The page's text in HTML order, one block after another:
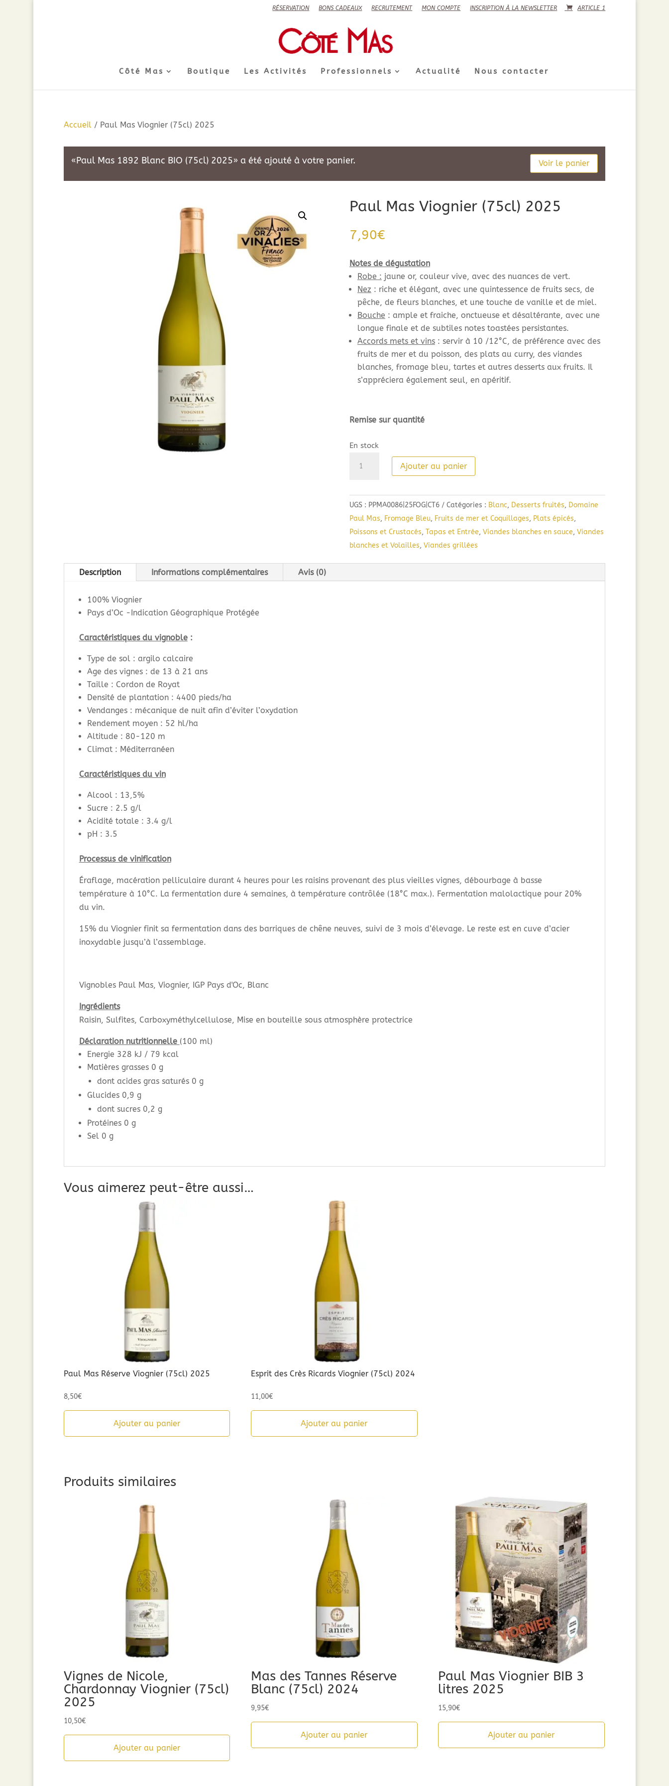
RÉSERVATION BONS CADEAUX RECRUTEMENT MON COMPTE INSCRIPTION À LA NEWSLETTER ARTICLE 1
Côté Mas Boutique Les Activités Professionnels Actualité Nous contacter
Accueil/ Paul Mas Viognier (75cl) 2025
«Paul Mas 1892 Blanc BIO (75cl) 2025» a été ajouté à votre panier. Voir le panier
Paul Mas Viognier (75cl) 2025
7,90€
Notes de dégustation
Robe : jaune or, couleur vive, avec des nuances de vert.
Nez : riche et élégant, avec une quintessence de fruits secs, de
pêche, de fleurs blanches, et une touche de vanille et de miel.
Bouche : ample et fraiche, onctueuse et désaltérante, avec une
longue finale et de subtiles notes toastées persistantes.
Accords mets et vins: servir à 10 /12°C, de préférence avec des
fruits de mer et du poisson, des plats au curry, des viandes
blanches, fromage bleu, tartes et autres desserts aux fruits. Il
s’appréciera également seul, en apéritif.
Remise sur quantité
En stock
Ajouter au panier
UGS : PPMA0086|25FOG|CT6 Catégories : Blanc, Desserts fruités, Domaine
Paul Mas, Fromage Bleu, Fruits de mer et Coquillages, Plats épicés,
Poissons et Crustacés, Tapas et Entrée, Viandes blanches en sauce, Viandes
blanches et Volailles, Viandes grillées
Description Informations complémentaires Avis (0)
100% Viognier
Pays d’Oc -Indication Géographique Protégée
Caractéristiques du vignoble:
Type de sol : argilo calcaire
Age des vignes : de 13 à 21 ans
Taille : Cordon de Royat
Densité de plantation : 4400 pieds/ha
Vendanges : mécanique de nuit afin d’éviter l’oxydation
Rendement moyen : 52 hl/ha
Altitude : 80-120 m
Climat : Méditerranéen
Caractéristiques du vin
Alcool : 13,5%
Sucre : 2.5 g/l
Acidité totale : 3.4 g/l
pH : 3.5
Processus de vinification
Éraflage, macération pelliculaire durant 4 heures pour les raisins provenant des plus vieilles vignes, débourbage à basse
température à 10°C. La fermentation dure 4 semaines, à température contrôlée (18°C max.). Fermentation malolactique pour 20%
du vin.
15% du Viognier finit sa fermentation dans des barriques de chêne neuves, suivi de 3 mois d’élevage. Le reste est en cuve d’acier
inoxydable jusqu’à l’assemblage.
Vignobles Paul Mas, Viognier, IGP Pays d'Oc, Blanc
Ingrédients
Raisin, Sulfites, Carboxyméthylcellulose, Mise en bouteille sous atmosphère protectrice
Déclaration nutritionnelle (100 ml)
Energie 328 kJ / 79 kcal
Matières grasses 0 g
dont acides gras saturés 0 g
Glucides 0,9 g
dont sucres 0,2 g
Protéines 0 g
Sel 0 g
Vous aimerez peut-être aussi…
Paul Mas Réserve Viognier (75cl) 2025
8,50€
Ajouter au panier
Esprit des Crès Ricards Viognier (75cl) 2024
11,00€
Ajouter au panier
Produits similaires
Vignes de Nicole,
Chardonnay Viognier (75cl)
2025
10,50€
Ajouter au panier
Mas des Tannes Réserve
Blanc (75cl) 2024
9,95€
Ajouter au panier
Paul Mas Viognier BIB 3
litres 2025
15,90€
Ajouter au panier